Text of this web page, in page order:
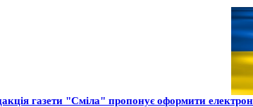
газети "Сміла" пропонує оформити